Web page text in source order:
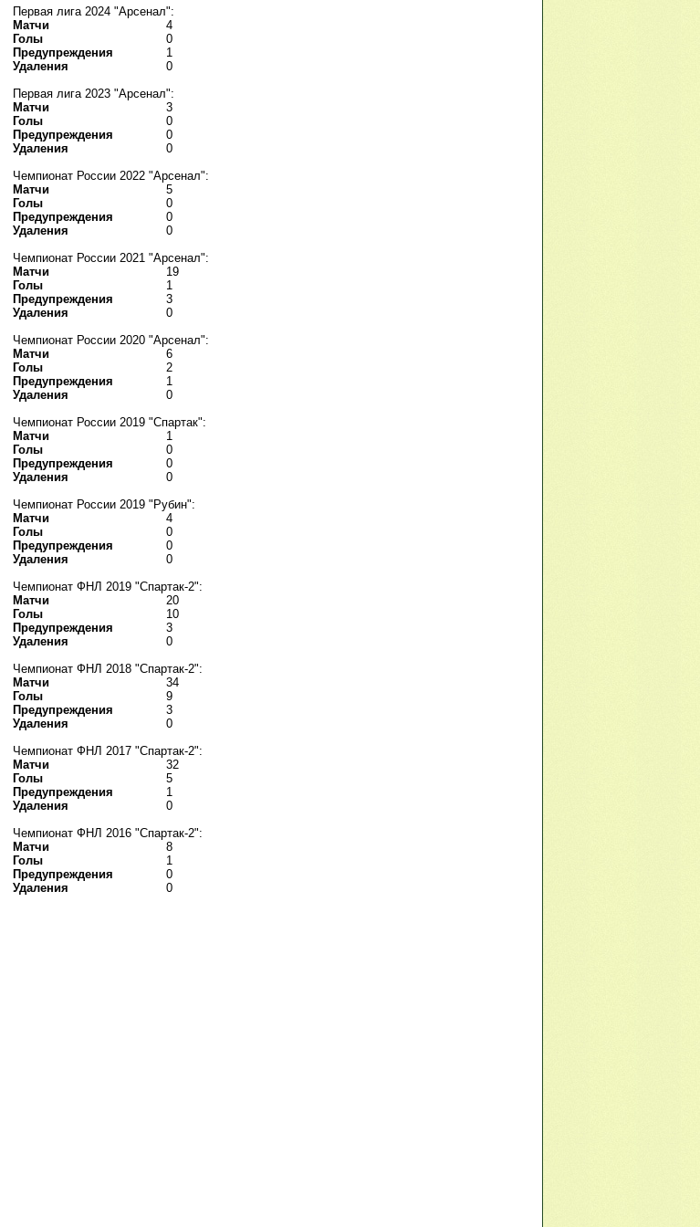
Первая лига 2024 "Арсенал":
Матчи
4
Голы
0
Предупреждения
1
Удаления
0
Первая лига 2023 "Арсенал":
Матчи
3
Голы
0
Предупреждения
0
Удаления
0
Чемпионат России 2022 "Арсенал":
Матчи
5
Голы
0
Предупреждения
0
Удаления
0
Чемпионат России 2021 "Арсенал":
Матчи
19
Голы
1
Предупреждения
3
Удаления
0
Чемпионат России 2020 "Арсенал":
Матчи
6
Голы
2
Предупреждения
1
Удаления
0
Чемпионат России 2019 "Спартак":
Матчи
1
Голы
0
Предупреждения
0
Удаления
0
Чемпионат России 2019 "Рубин":
Матчи
4
Голы
0
Предупреждения
0
Удаления
0
Чемпионат ФНЛ 2019 "Спартак-2":
Матчи
20
Голы
10
Предупреждения
3
Удаления
0
Чемпионат ФНЛ 2018 "Спартак-2":
Матчи
34
Голы
9
Предупреждения
3
Удаления
0
Чемпионат ФНЛ 2017 "Спартак-2":
Матчи
32
Голы
5
Предупреждения
1
Удаления
0
Чемпионат ФНЛ 2016 "Спартак-2":
Матчи
8
Голы
1
Предупреждения
0
Удаления
0